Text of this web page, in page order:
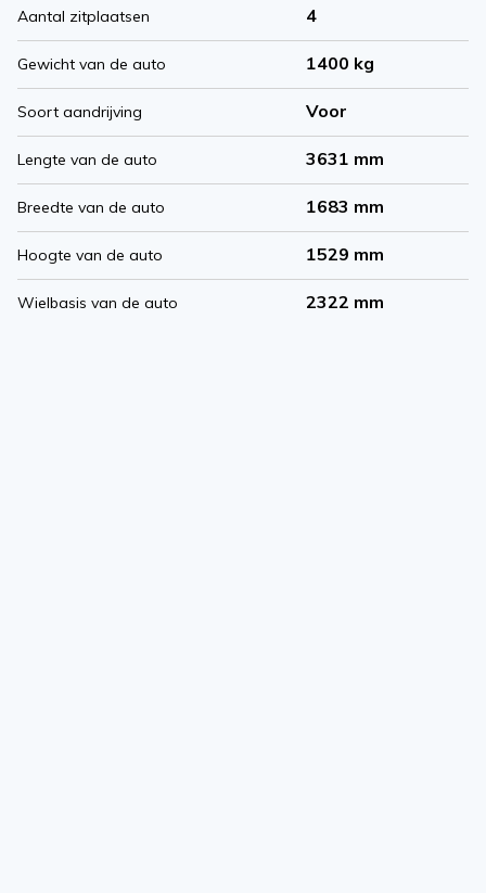
Aantal zitplaatsen 4
Gewicht van de auto 1400 kg
Soort aandrijving Voor
Lengte van de auto 3631 mm
Breedte van de auto 1683 mm
Hoogte van de auto 1529 mm
Wielbasis van de auto 2322 mm